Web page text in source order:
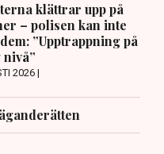
klättrar upp på
– polisen kan inte
”Upptrappning på
2026 |